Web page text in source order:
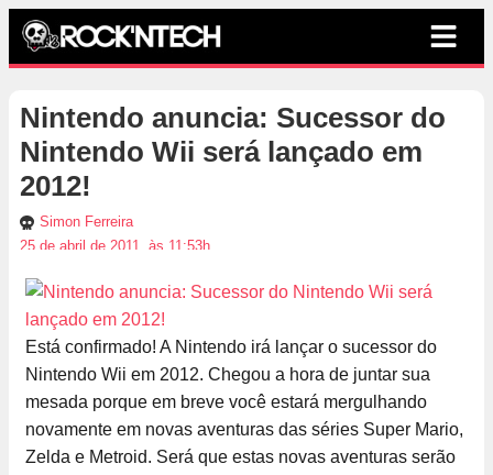
Nintendo anuncia: Sucessor do
Nintendo Wii será lançado em
2012!
Simon Ferreira
25 de abril de 2011, às 11:53h
Está confirmado! A Nintendo irá lançar o sucessor do
Nintendo Wii em 2012. Chegou a hora de juntar sua
mesada porque em breve você estará mergulhando
novamente em novas aventuras das séries Super Mario,
Zelda e Metroid. Será que estas novas aventuras serão